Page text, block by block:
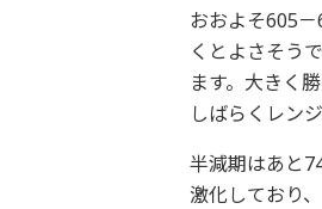
おおよそ605
くとよさそう
ます。大きく
しばらくレン
半減期はあと
激化しており